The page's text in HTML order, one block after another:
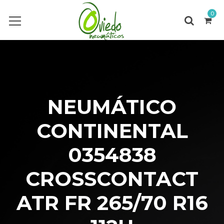
0
NEUMÁTICO
CONTINENTAL
0354838
CROSSCONTACT
ATR FR 265/70 R16